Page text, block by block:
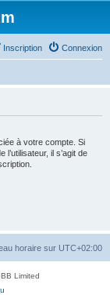
Connexion
Inscription
à votre compte. Si
il s’agit de
horaire sur UTC+02:00
Limited